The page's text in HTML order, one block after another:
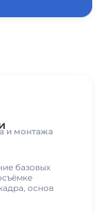
и монтажа
базовых
основ